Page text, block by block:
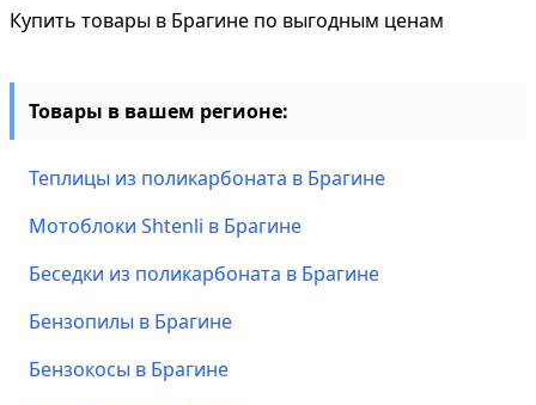
Купить товары в Брагине по выгодным ценам
Товары в вашем регионе:
Теплицы из поликарбоната в Брагине
Мотоблоки Shtenli в Брагине
Беседки из поликарбоната в Брагине
Бензопилы в Брагине
Бензокосы в Брагине